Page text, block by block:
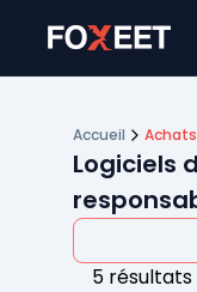
Accueil
Logiciels
5 résultats